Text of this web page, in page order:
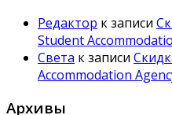
Редактор к записи
Student
Света к записи
Accommodation
Архивы